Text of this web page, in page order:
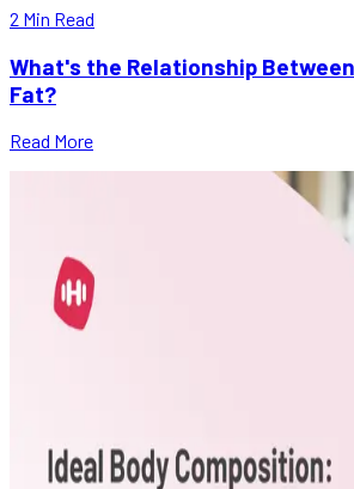
2 Min Read
What's the Relationship
Fat?
Read More